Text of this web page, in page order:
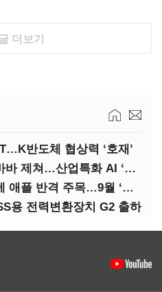
더보기
반도체 협상력 ‘호재’
LG 엑사원, 구글·알리바바 제쳐…산업특화 AI ‘속도’
삼성 Z8 역대급 ‘흥행’에 애플 반격 주목…9월 ‘폴더블 대전’
용 전력변환장치 G2 출하